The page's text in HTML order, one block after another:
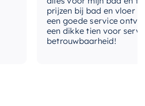
Nee
Ja
prijzen bij bad en vloer
een goede service
een dikke tien voor
betrouwbaarheid!